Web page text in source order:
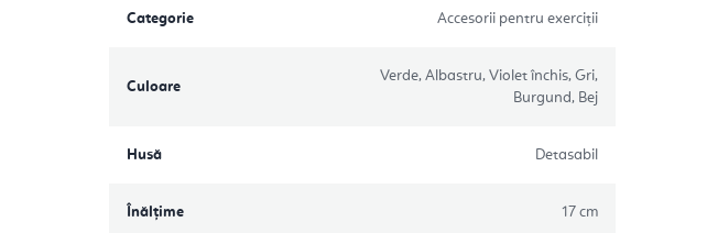
Categorie Accesorii pentru exerciții
Culoare
Verde, Albastru, Violet închis, Gri,
Burgund, Bej
Husă Detasabil
Înălțime 17 cm